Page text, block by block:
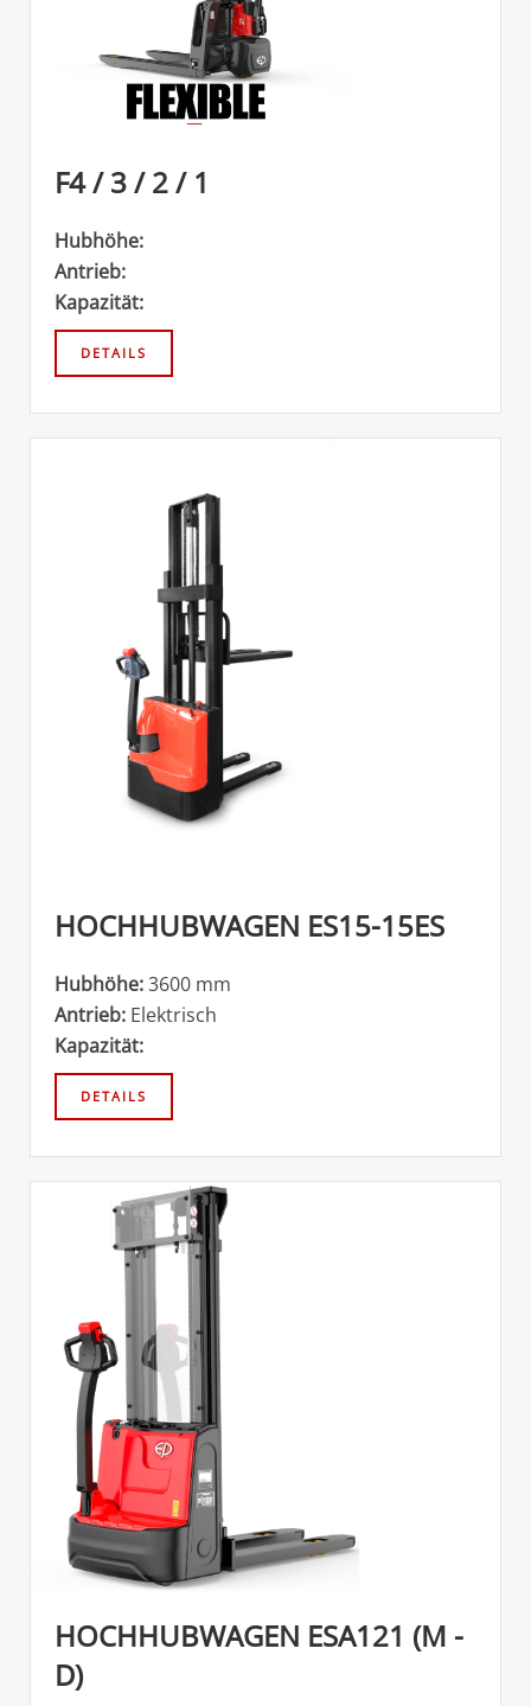
F4 / 3 / 2 / 1
Hubhöhe:
Antrieb:
Kapazität:
HOCHHUBWAGEN ES15-15ES
Hubhöhe:3600 mm
Antrieb: Elektrisch
Kapazität:
HOCHHUBWAGEN ESA121 (M -
D)